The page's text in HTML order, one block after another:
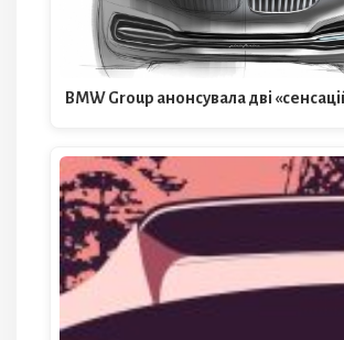
BMW Group анонсувала дві